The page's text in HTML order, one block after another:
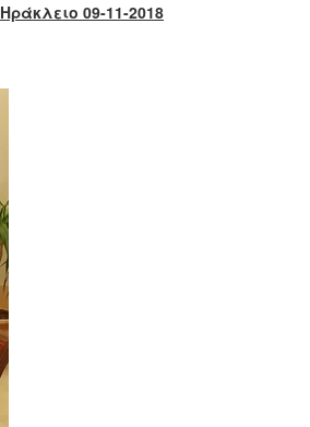
Ηράκλειο 09-11-2018